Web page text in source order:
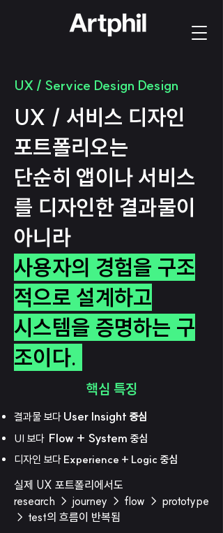
UX / Service Design Design
UX / 서비스 디자인
포트폴리오는
단순히 앱이나 서비스
를 디자인한 결과물이
아니라
사용자의 경험을 구조
적으로 설계하고
시스템을 증명하는 구
조이다.
핵심 특징
결과물 보다 User Insight 중심
UI 보다 Flow + System 중심
디자인 보다 Experience + Logic 중심
실제 UX 포트폴리에서도
research → journey → flow → prototype
→ test의 흐름이 반복됨